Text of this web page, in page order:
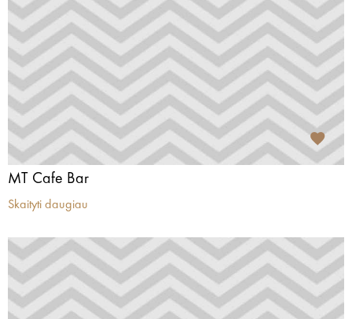
MT Cafe Bar
Skaityti daugiau